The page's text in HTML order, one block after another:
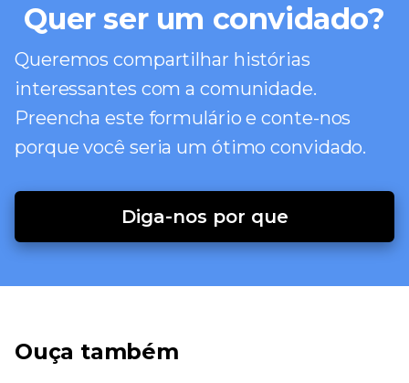
Quer ser um convidado?
Queremos compartilhar histórias
interessantes com a comunidade.
Preencha este formulário e conte-nos
porque você seria um ótimo convidado.
Diga-nos por que
Ouça também